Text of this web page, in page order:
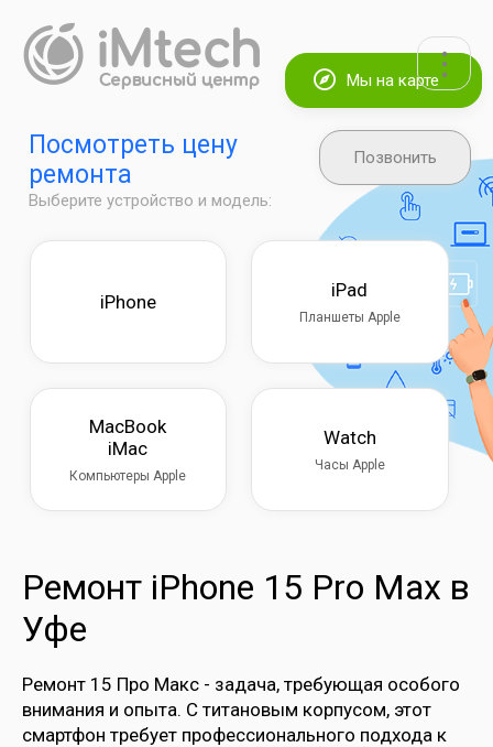
Мы на карте
Позвонить
Посмотреть цену
ремонта
Выберите устройство и модель:
iPhone
iPad
Планшеты Apple
MacBook
iMac
Компьютеры Apple
Watch
Часы Apple
Ремонт iPhone 15 Pro Max в
Уфе
Ремонт 15 Про Макс - задача, требующая особого
внимания и опыта. С титановым корпусом, этот
смартфон требует профессионального подхода к